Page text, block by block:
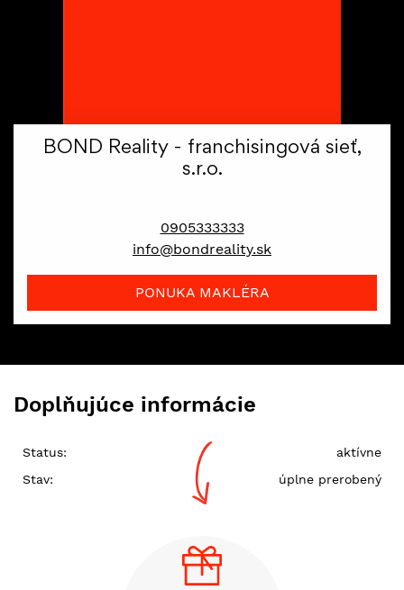
BOND Reality - franchisingová sieť,
s.r.o.
0905333333
info@bondreality.sk
PONUKA MAKLÉRA
Doplňujúce informácie
Status:
aktívne
Stav:
úplne prerobený